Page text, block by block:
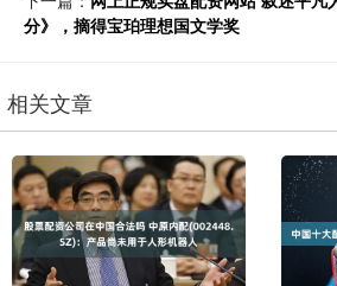
分》，摘得宝珀理想国文学奖
相关文章